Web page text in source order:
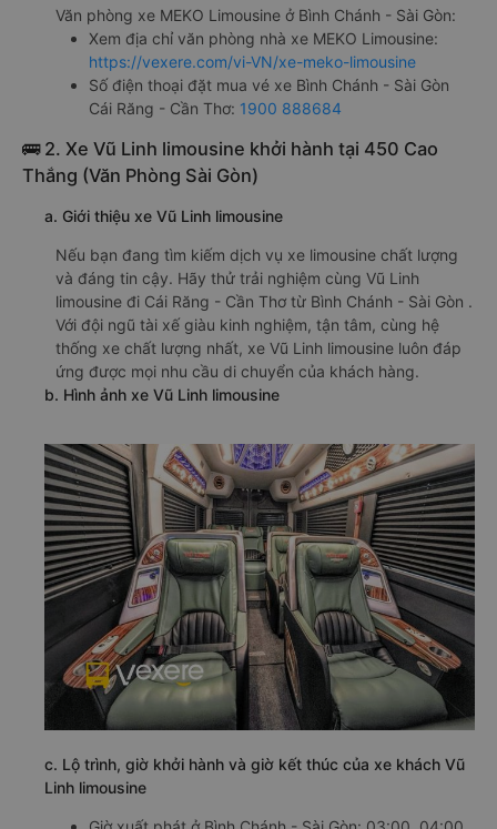
Văn phòng xe MEKO Limousine ở Bình Chánh - Sài Gòn:
Xem địa chỉ văn phòng nhà xe MEKO Limousine:
https://vexere.com/vi-VN/xe-meko-limousine
Số điện thoại đặt mua vé xe Bình Chánh - Sài Gòn
Cái Răng - Cần Thơ: 1900 888684
🚌 2. Xe Vũ Linh limousine khởi hành tại 450 Cao
Thắng (Văn Phòng Sài Gòn)
a. Giới thiệu xe Vũ Linh limousine
Nếu bạn đang tìm kiếm dịch vụ xe limousine chất lượng
và đáng tin cậy. Hãy thử trải nghiệm cùng Vũ Linh
limousine đi Cái Răng - Cần Thơ từ Bình Chánh - Sài Gòn .
Với đội ngũ tài xế giàu kinh nghiệm, tận tâm, cùng hệ
thống xe chất lượng nhất, xe Vũ Linh limousine luôn đáp
ứng được mọi nhu cầu di chuyển của khách hàng.
b. Hình ảnh xe Vũ Linh limousine
c. Lộ trình, giờ khởi hành và giờ kết thúc của xe khách Vũ
Linh limousine